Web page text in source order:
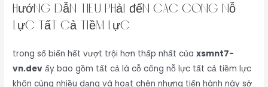
Hướng dẫn tiêu phải đến các công nỗ
lực tất cả tiềm lực
trong số biển hết vượt trội hơn thấp nhất củaxsmnt7-
vn.dev ấy bao gồm tất cả là cỗ công nỗ lực tất cả tiềm lực
khôn cùng nhiều dạng và hoạt chén nhưng tiến hành này sở